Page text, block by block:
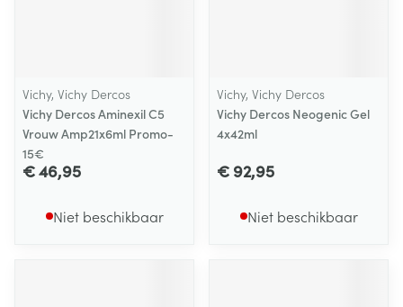
Vichy, Vichy Dercos
Vichy Dercos Aminexil C5
Vrouw Amp21x6ml Promo-
15€
€ 46,95
Niet beschikbaar
Vichy, Vichy Dercos
Vichy Dercos Neogenic Gel
4x42ml
€ 92,95
Niet beschikbaar